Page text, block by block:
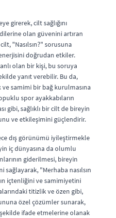
girerek, cilt sağlığını
olan güvenini artıran
"Nasılsın?" sorusuna
doğrudan etkiler.
olan bir kişi, bu soruya
yanıt verebilir. Bu da,
samimi bir bağ kurulmasına
spor ayakkabıların
gibi, sağlıklı bir cilt de bireyin
ve etkileşimini güçlendirir.
dış görünümü iyileştirmekle
iç dünyasına da olumlu
giderilmesi, bireyin
sağlayarak, "Merhaba nasılsın
içtenliğini ve samimiyetini
titizlik ve özen gibi,
özel çözümler sunarak,
ifade etmelerine olanak